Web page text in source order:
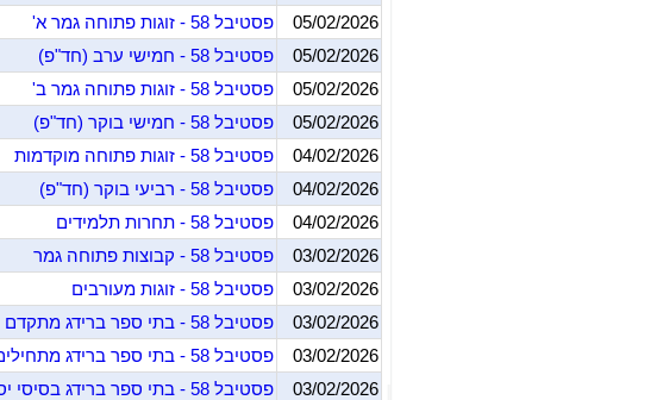
05/02/2026
פסטיבל 58 - זוגות פתוחה גמר א'
05/02/2026
פסטיבל 58 - חמישי ערב (חד"פ)
05/02/2026
פסטיבל 58 - זוגות פתוחה גמר ב'
05/02/2026
פסטיבל 58 - חמישי בוקר (חד"פ)
04/02/2026
פסטיבל 58 - זוגות פתוחה מוקדמות
04/02/2026
פסטיבל 58 - רביעי בוקר (חד"פ)
04/02/2026
פסטיבל 58 - תחרות תלמידים
03/02/2026
פסטיבל 58 - קבוצות פתוחה גמר
03/02/2026
פסטיבל 58 - זוגות מעורבים
03/02/2026
פסטיבל 58 - בתי ספר ברידג מתקדם
03/02/2026
פסטיבל 58 - בתי ספר ברידג מתחילים
03/02/2026
פסטיבל 58 - בתי ספר ברידג בסיסי יסודי